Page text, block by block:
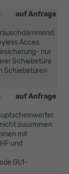
auf Anfrage
Acces
nur
Schiebetüre
Schiebetüren
auf Anfrage
zusammen
mit
und
GL1-